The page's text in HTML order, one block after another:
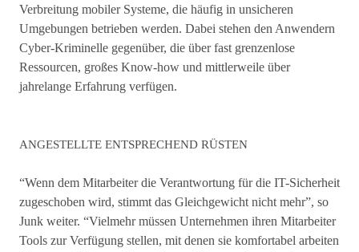
Verbreitung mobiler Systeme, die häufig in unsicheren
Umgebungen betrieben werden. Dabei stehen den Anwendern
Cyber-Kriminelle gegenüber, die über fast grenzenlose
Ressourcen, großes Know-how und mittlerweile über
jahrelange Erfahrung verfügen.
ANGESTELLTE ENTSPRECHEND RÜSTEN
“Wenn dem Mitarbeiter die Verantwortung für die IT-Sicherheit
zugeschoben wird, stimmt das Gleichgewicht nicht mehr”, so
Junk weiter. “Vielmehr müssen Unternehmen ihren Mitarbeiter
Tools zur Verfügung stellen, mit denen sie komfortabel arbeiten